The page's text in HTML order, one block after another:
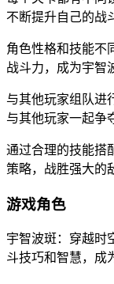
不断提升自己的战
角色性格和技能不
战斗力，成为宇智
与其他玩家组队进
与其他玩家一起争
通过合理的技能搭
策略，战胜强大的
游戏角色
宇智波斑：穿越时
斗技巧和智慧，成